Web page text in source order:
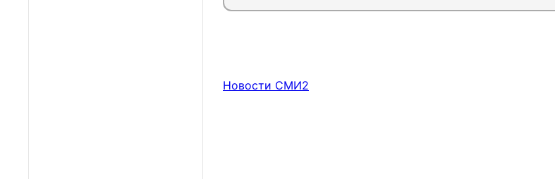
Новости СМИ2